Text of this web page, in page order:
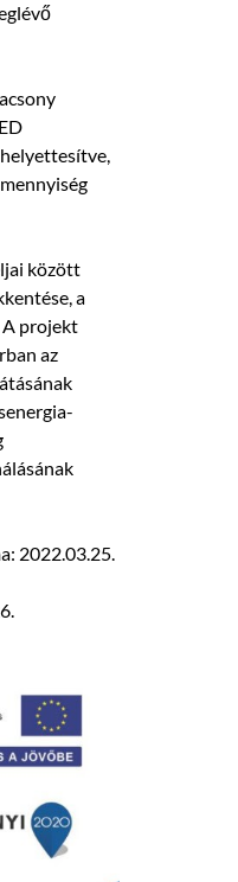
között
a
A projekt
az
2022.03.25.